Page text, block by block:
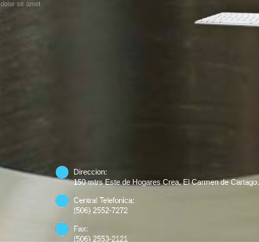
sit amet
ACEROS CARTAGO:
Direccion:
150 mtrs Este de Hogares Crea, El Carmen de Cartago.
Central Telefonica:
(506) 2552-7272
Fax:
(506) 2553-2121